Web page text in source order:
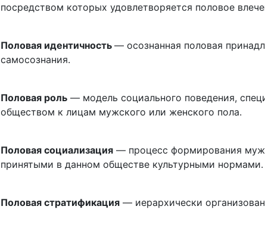
посредством которых удовлетворяется половое
Половая идентичность — осознанная половая
самосознания.
Половая роль — модель социального поведения,
обществом к лицам мужского или женского пола.
Половая социализация — процесс формирования
принятыми в данном обществе культурными нормами.
Половая стратификация — иерархически